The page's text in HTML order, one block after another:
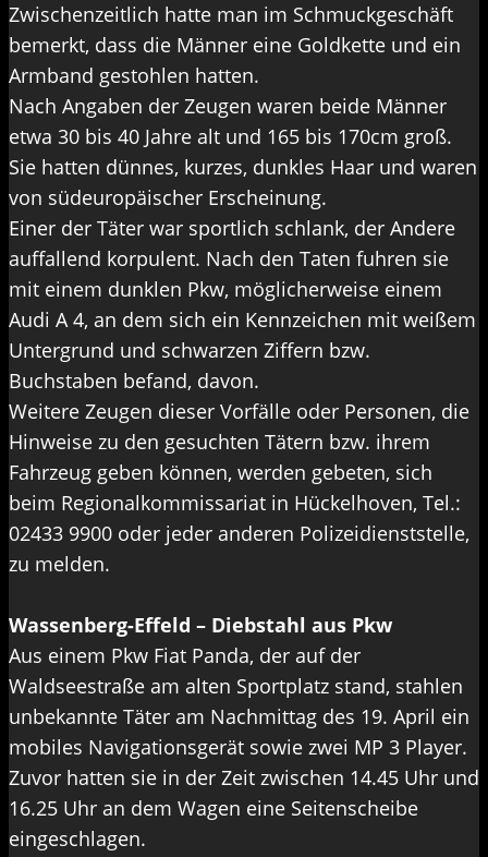
Zwischenzeitlich hatte man im Schmuckgeschäft
bemerkt, dass die Männer eine Goldkette und ein
Armband gestohlen hatten.
Nach Angaben der Zeugen waren beide Männer
etwa 30 bis 40 Jahre alt und 165 bis 170cm groß.
Sie hatten dünnes, kurzes, dunkles Haar und waren
von südeuropäischer Erscheinung.
Einer der Täter war sportlich schlank, der Andere
auffallend korpulent. Nach den Taten fuhren sie
mit einem dunklen Pkw, möglicherweise einem
Audi A 4, an dem sich ein Kennzeichen mit weißem
Untergrund und schwarzen Ziffern bzw.
Buchstaben befand, davon.
Weitere Zeugen dieser Vorfälle oder Personen, die
Hinweise zu den gesuchten Tätern bzw. ihrem
Fahrzeug geben können, werden gebeten, sich
beim Regionalkommissariat in Hückelhoven, Tel.:
02433 9900 oder jeder anderen Polizeidienststelle,
zu melden.
Wassenberg-Effeld – Diebstahl aus Pkw
Aus einem Pkw Fiat Panda, der auf der
Waldseestraße am alten Sportplatz stand, stahlen
unbekannte Täter am Nachmittag des 19. April ein
mobiles Navigationsgerät sowie zwei MP 3 Player.
Zuvor hatten sie in der Zeit zwischen 14.45 Uhr und
16.25 Uhr an dem Wagen eine Seitenscheibe
eingeschlagen.